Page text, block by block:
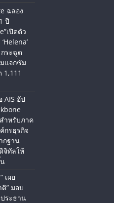
ฉลอง
ปี
เปิดตัว
กระฉูด
แจกซัม
1,111
AIS อัป
ำหรับภาค
กรธุรกิจ
กฐาน
จิทัลให้
เผย
” มอบ
ระธาน